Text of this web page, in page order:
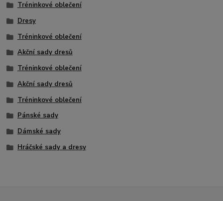
Tréninkové oblečení
Dresy
Tréninkové oblečení
Akční sady dresů
Tréninkové oblečení
Akční sady dresů
Tréninkové oblečení
Pánské sady
Dámské sady
Hráčské sady a dresy